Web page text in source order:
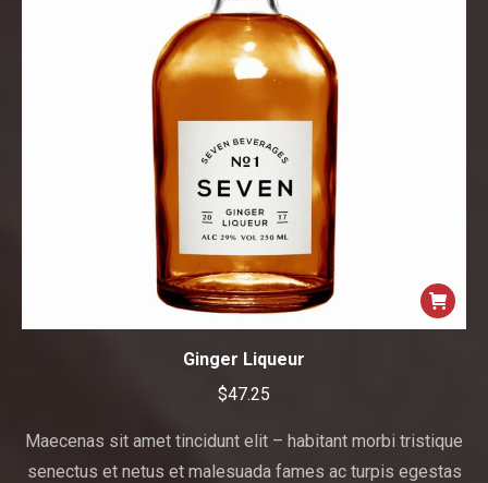
Ginger Liqueur
$47.25
Maecenas sit amet tincidunt elit – habitant morbi tristique
senectus et netus et malesuada fames ac turpis egestas